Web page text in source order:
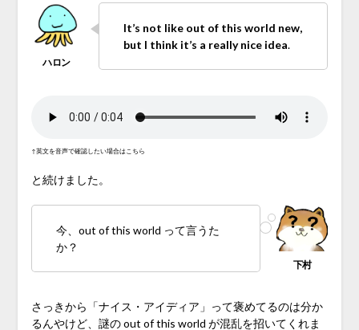
It’s not like out of this world new,
but I think it’s a really nice idea.
↑英文を音声で確認したい場合はこちら
と続けました。
今、out of this world って言うた
か？
さっきから「ナイス・アイディア」って褒めてるのは分か
るんやけど、謎の out of this world が混乱を招いてくれま